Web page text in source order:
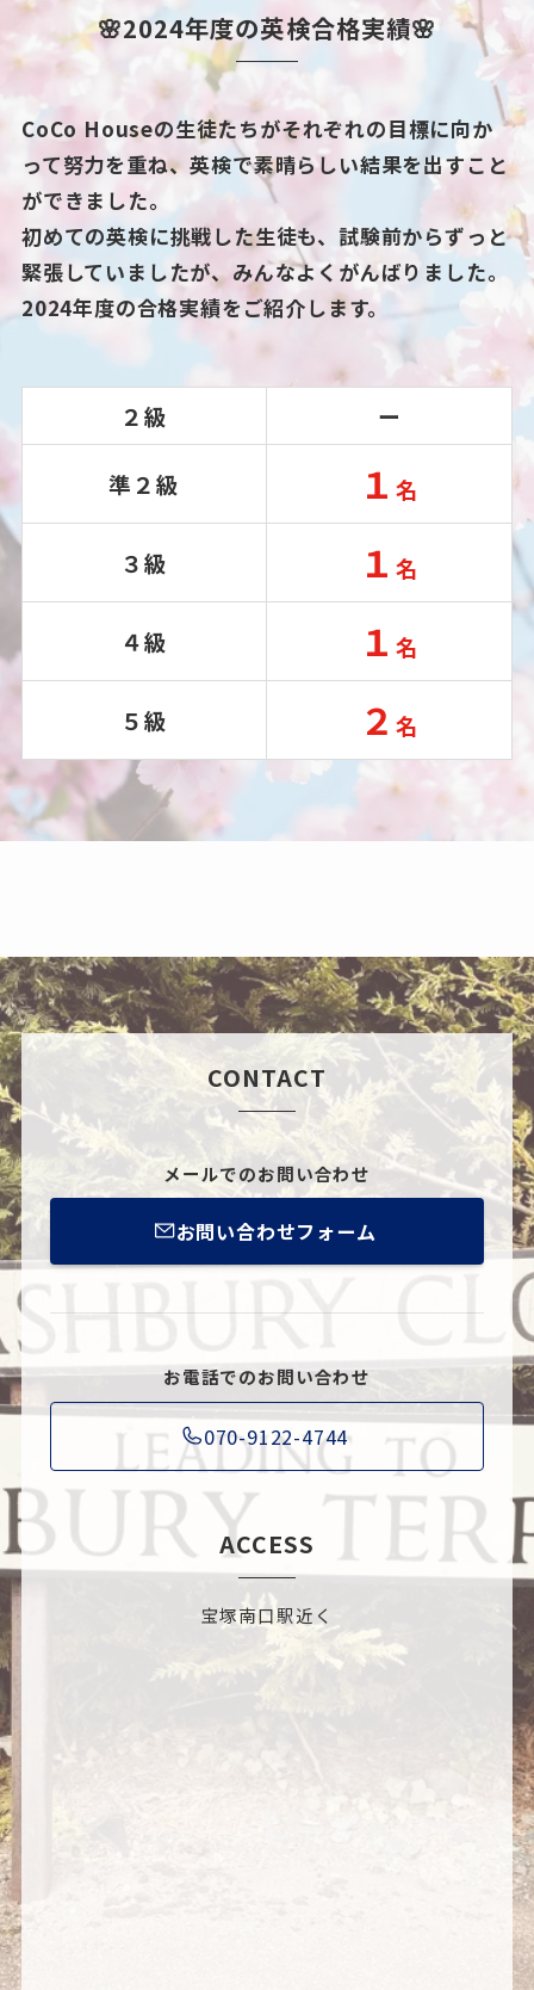
🌸2024年度の英検合格実績🌸
CoCo Houseの生徒たちがそれぞれの目標に向か
って努力を重ね、英検で素晴らしい結果を出すこと
ができました。
初めての英検に挑戦した生徒も、試験前からずっと
緊張していましたが、みんなよくがんばりました。
2024年度の合格実績をご紹介します。
２級 ー
準２級 １ 名
３級 １ 名
４級 １ 名
５級 ２ 名
CONTACT
メールでのお問い合わせ
お問い合わせフォーム
お電話でのお問い合わせ
070-9122-4744
ACCESS
宝塚南口駅近く